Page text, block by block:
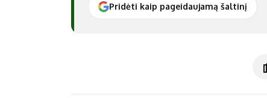
Pridėti kaip pageidaujamą šaltinį